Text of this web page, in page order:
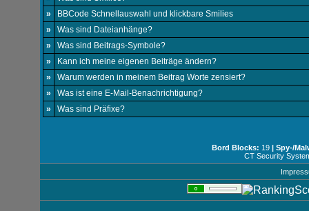
»
BBCode Schnellauswahl und klickbare Smilies
»
Was sind Dateianhänge?
»
Was sind Beitrags-Symbole?
»
Kann ich meine eigenen Beiträge ändern?
»
Warum werden in meinem Beitrag Worte zensiert?
»
Was ist eine E-Mail-Benachrichtigung?
»
Was sind Präfixe?
Bord Blocks: 19 | Spy-/
CT Security